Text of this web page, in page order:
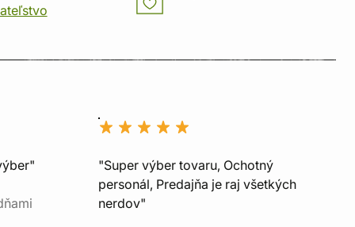
"Super výber tovaru, Ochotný
personál, Predajňa je raj všetkých
nerdov"